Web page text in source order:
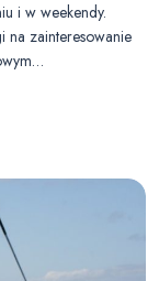
i w weekendy.
na zainteresowanie